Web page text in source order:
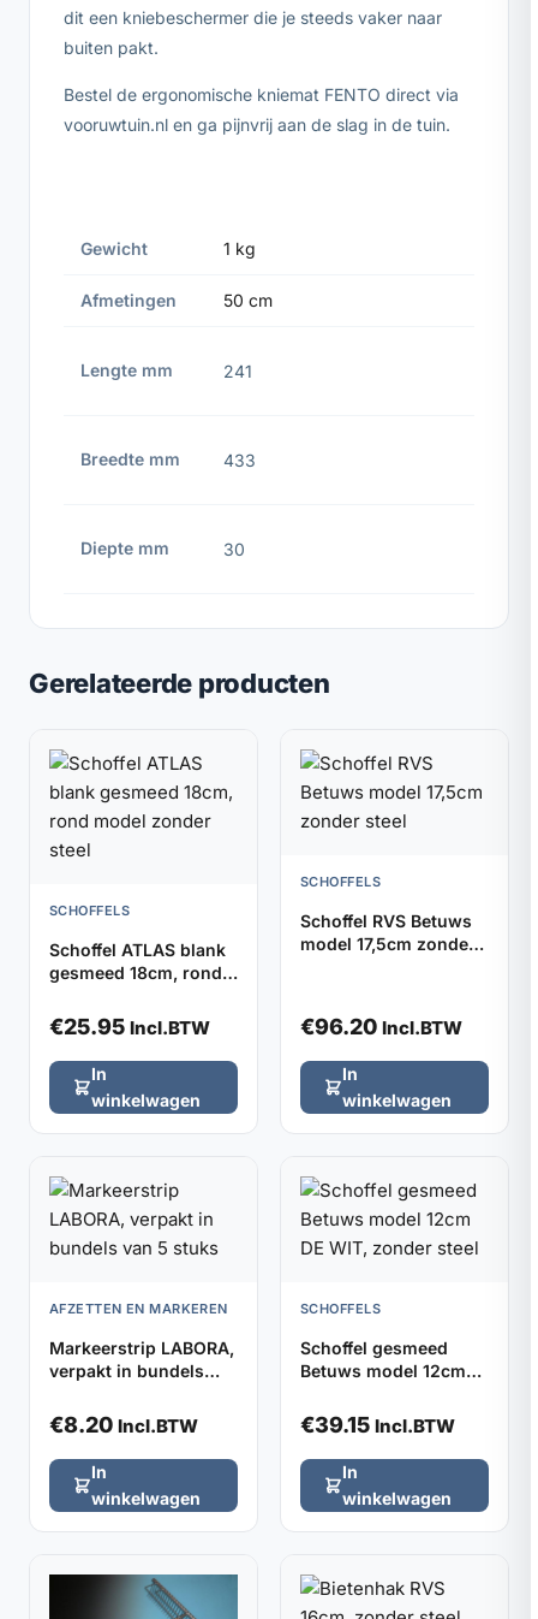
dit een kniebeschermer die je steeds vaker naar
buiten pakt.
Bestel de ergonomische kniemat FENTO direct via
vooruwtuin.nl en ga pijnvrij aan de slag in de tuin.
Gewicht 1 kg
Afmetingen 50 cm
Lengte mm 241
Breedte mm 433
Diepte mm 30
Gerelateerde producten
SCHOFFELS
Schoffel ATLAS blank
gesmeed 18cm, rond
€25.95 Incl.BTW
In
winkelwagen
SCHOFFELS
Schoffel RVS Betuws
model 17,5cm zonder
€96.20 Incl.BTW
In
winkelwagen
AFZETTEN EN MARKEREN
Markeerstrip LABORA,
verpakt in bundels
€8.20 Incl.BTW
In
winkelwagen
SCHOFFELS
Schoffel gesmeed
Betuws model 12cm
€39.15 Incl.BTW
In
winkelwagen